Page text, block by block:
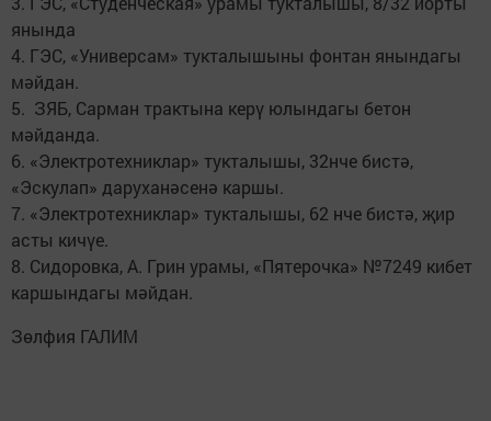
янында
4. ГЭС, «Универсам» тукталышыны фонтан янындагы
мәйдан.
5. ЗЯБ, Сарман трактына керү юлындагы бетон
мәйданда.
6. «Электротехниклар» тукталышы, 32нче бистә,
«Эскулап» даруханәсенә каршы.
7. «Электротехниклар» тукталышы, 62 нче бистә, җир
асты кичүе.
8. Сидоровка, А. Грин урамы, «Пятерочка» №7249 кибет
каршындагы мәйдан.
Зөлфия ГАЛИМ